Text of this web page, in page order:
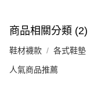
商品相關分類 (2)
鞋材襪款 各式鞋墊
人氣商品推薦